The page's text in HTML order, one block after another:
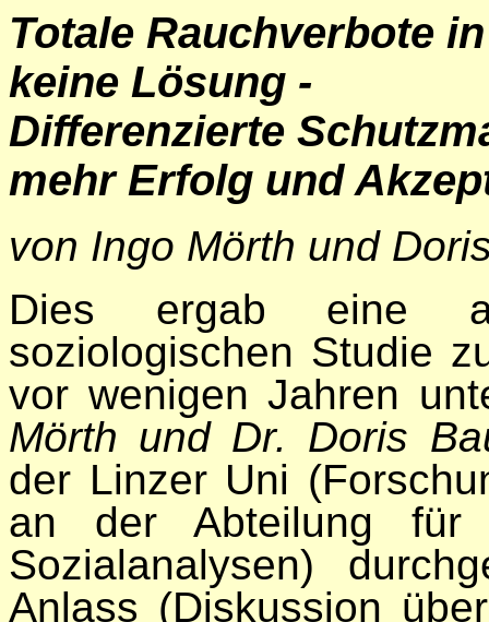
Totale Rauchverbote
keine Lösung -
Differenzierte
mehr Erfolg und
von Ingo Mörth und
Dies ergab eine
soziologischen Studie
vor wenigen Jahren
Mörth und Dr. Doris
der Linzer Uni
an der Abteilung für
Sozialanalysen)
Anlass (Diskussion